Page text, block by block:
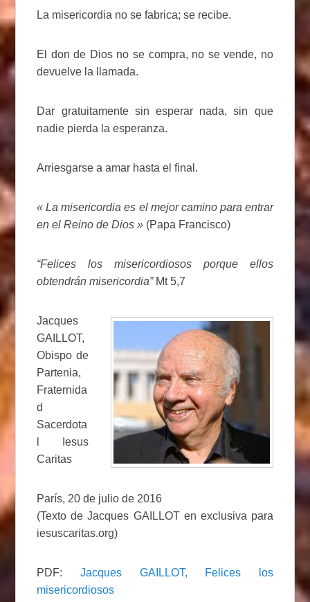
La misericordia no se fabrica; se recibe.
El don de Dios no se compra, no se vende, no
devuelve la llamada.
Dar gratuitamente sin esperar nada, sin que
nadie pierda la esperanza.
Arriesgarse a amar hasta el final.
« La misericordia es el mejor camino para entrar
en el Reino de Dios » (Papa Francisco)
“Felices los misericordiosos porque ellos
obtendrán misericordia”Mt 5,7
Jacques
GAILLOT,
Obispo de
Partenia,
Fraternida
d
Sacerdota
l Iesus
Caritas
París, 20 de julio de 2016
(Texto de Jacques GAILLOT en exclusiva para
iesuscaritas.org)
PDF: Jacques GAILLOT, Felices los
misericordiosos